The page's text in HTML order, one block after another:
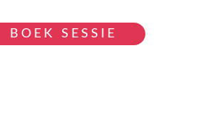
BOEK SESSIE